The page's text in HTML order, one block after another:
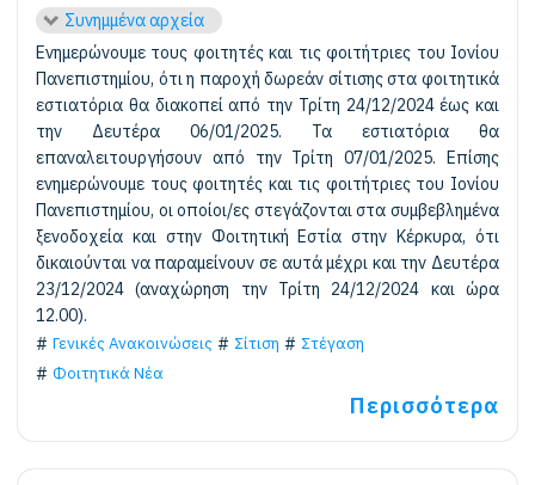
Συνημμένα αρχεία
Ενημερώνουμε τους φοιτητές και τις φοιτήτριες του Ιονίου
Πανεπιστημίου, ότι η παροχή δωρεάν σίτισης στα φοιτητικά
εστιατόρια θα διακοπεί από την Τρίτη 24/12/2024 έως και
την Δευτέρα 06/01/2025. Τα εστιατόρια θα
επαναλειτουργήσουν από την Τρίτη 07/01/2025. Επίσης
ενημερώνουμε τους φοιτητές και τις φοιτήτριες του Ιονίου
Πανεπιστημίου, οι οποίοι/ες στεγάζονται στα συμβεβλημένα
ξενοδοχεία και στην Φοιτητική Εστία στην Κέρκυρα, ότι
δικαιούνται να παραμείνουν σε αυτά μέχρι και την Δευτέρα
23/12/2024 (αναχώρηση την Τρίτη 24/12/2024 και ώρα
12.00).
Γενικές Ανακοινώσεις
Σίτιση
Στέγαση
Φοιτητικά Νέα
Περισσότερα